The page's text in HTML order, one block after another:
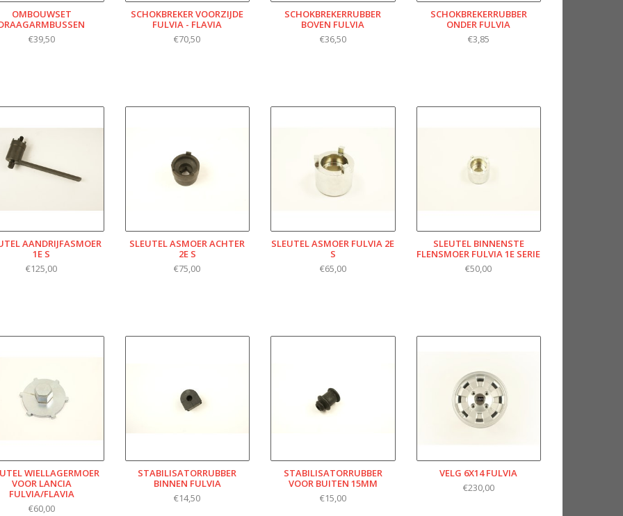
OMBOUWSET
€39,50
SCHOKBREKER VOORZIJDE
FULVIA - FLAVIA
€70,50
SCHOKBREKERRUBBER
BOVEN FULVIA
€36,50
SCHOKBREKERRUBBER
ONDER FULVIA
€3,85
AANDRIJFASMOER
1E S
€125,00
SLEUTEL ASMOER ACHTER
2E S
€75,00
SLEUTEL ASMOER FULVIA 2E
S
€65,00
SLEUTEL BINNENSTE
FLENSMOER FULVIA 1E SERIE
€50,00
WIELLAGERMOER
VOOR LANCIA
FULVIA/FLAVIA
€60,00
STABILISATORRUBBER
BINNEN FULVIA
€14,50
STABILISATORRUBBER
VOOR BUITEN 15MM
€15,00
VELG 6X14 FULVIA
€230,00